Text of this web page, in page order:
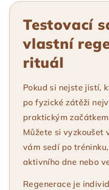
Testovací
vlastní
rituál
Pokud si nejste jistí,
po fyzické zátěži
praktickým
Můžete si vyzkoušet
vám sedí po
aktivního dne nebo
Regenerace je